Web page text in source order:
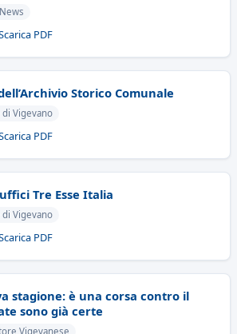
PDF
Storico Comunale
Vigevano
PDF
Tre Esse Italia
Vigevano
PDF
stagione: è una corsa contro il
sono già certe
Vigevanese